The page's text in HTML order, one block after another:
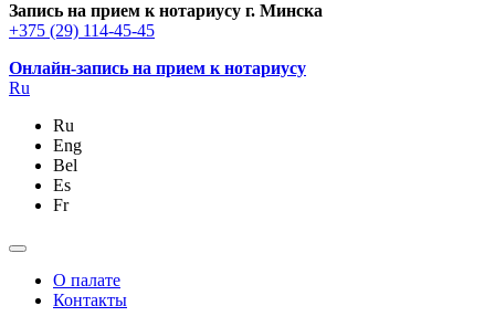
Запись на прием к нотариусу г. Минска
+375 (29) 114-45-45
Онлайн-запись на прием к нотариусу
Ru
Ru
Eng
Bel
Es
Fr
О палате
Контакты